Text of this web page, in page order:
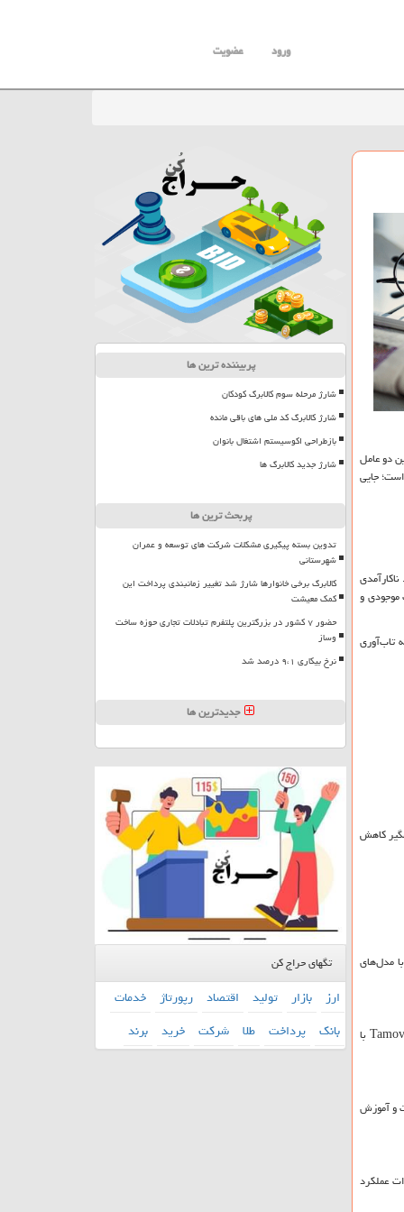
ورود عضویت
دو عامل
جایی
موجودی و
تاب‌آوری
کاهش
با مدل‌های
با
و آموزش
عملکرد
پربیننده ترین ها
شارژ مرحله سوم کالابرگ کودکان
شارژ کالابرگ کد ملی های باقی مانده
بازطراحی اکوسیستم اشتغال بانوان
شارژ جدید کالابرگ ها
پربحث ترین ها
تدوین بسته پیگیری مشکلات شرکت های توسعه و عمران
شهرستانی
کالابرگ برخی خانوارها شارژ شد تغییر زمانبندی پرداخت این
کمک معیشت
حضور ۷ کشور در بزرگترین پلتفرم تبادلات تجاری حوزه ساخت
وساز
نرخ بیکاری ۹،۱ درصد شد
جدیدترین ها
تگهای حراج کن
ارز بازار تولید اقتصاد رپورتاژ خدمات
بانك پرداخت طلا شركت خرید برند